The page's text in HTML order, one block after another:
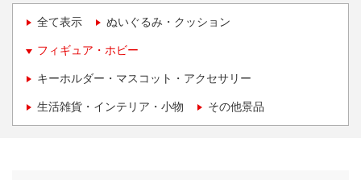
全て表示 ぬいぐるみ・クッション
フィギュア・ホビー
キーホルダー・マスコット・アクセサリー
生活雑貨・インテリア・小物 その他景品